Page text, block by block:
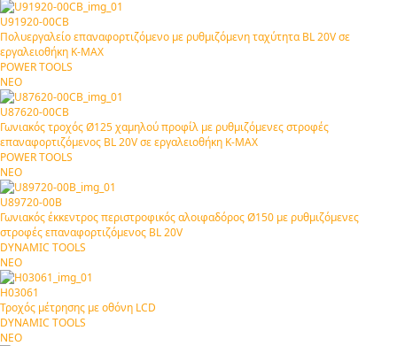
U91920-00CB
Πολυεργαλείο επαναφορτιζόμενο με ρυθμιζόμενη ταχύτητα BL 20V σε
εργαλειοθήκη Κ-ΜΑΧ
POWER TOOLS
ΝΕΟ
U87620-00CB
Γωνιακός τροχός Ø125 χαμηλού προφίλ με ρυθμιζόμενες στροφές
επαναφορτιζόμενος BL 20V σε εργαλειοθήκη Κ-ΜΑΧ
POWER TOOLS
ΝΕΟ
U89720-00B
Γωνιακός έκκεντρος περιστροφικός αλοιφαδόρος Ø150 με ρυθμιζόμενες
στροφές επαναφορτιζόμενος BL 20V
DYNAMIC TOOLS
ΝΕΟ
H03061
Τροχός μέτρησης με οθόνη LCD
DYNAMIC TOOLS
ΝΕΟ